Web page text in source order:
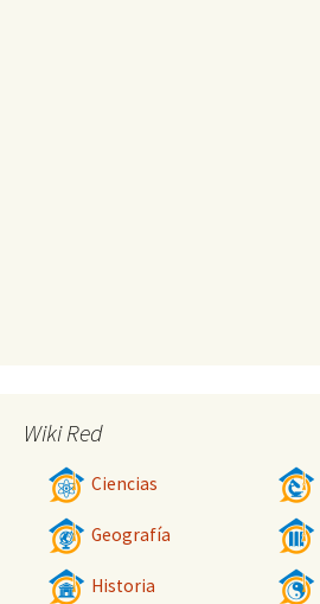
Wiki Red
Ciencias
Geografía
Historia